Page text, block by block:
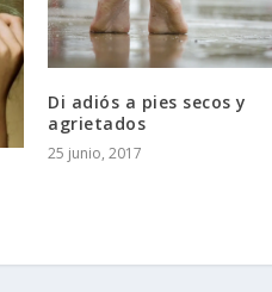
Di adiós a pies secos y
agrietados
25 junio, 2017